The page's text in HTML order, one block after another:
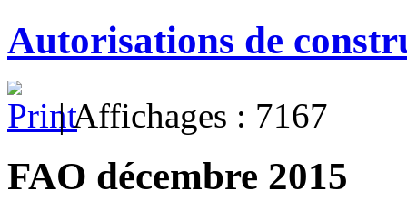
Autorisations de
| Affichages : 7167
FAO décembre 2015